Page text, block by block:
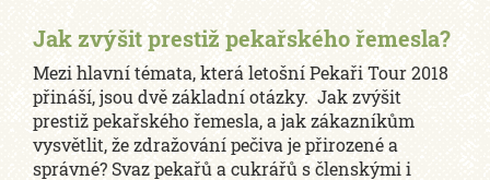
Jak zvýšit prestiž pekařského řemesla?
Mezi hlavní témata, která letošní Pekaři Tour 2018
přináší, jsou dvě základní otázky. Jak zvýšit
prestiž pekařského řemesla, a jak zákazníkům
vysvětlit, že zdražování pečiva je přirozené a
správné? Svaz pekařů a cukrářů s členskými i